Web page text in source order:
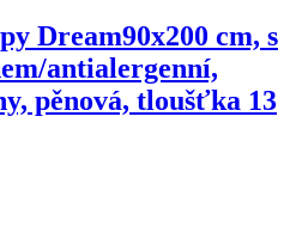
Dream90x200 cm, s
antialergenní,
pěnová, tloušťka 13